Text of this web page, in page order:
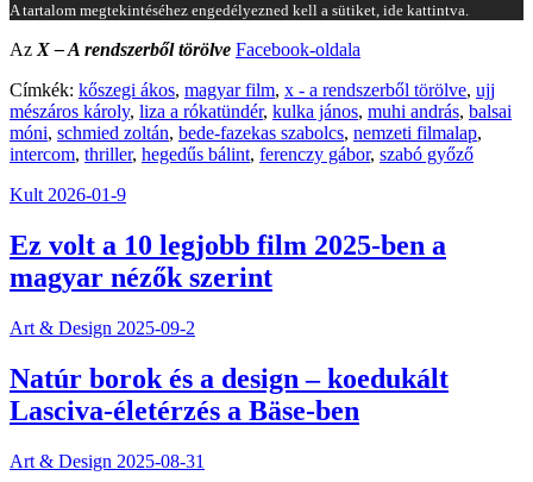
A tartalom megtekintéséhez engedélyezned kell a sütiket, ide kattintva.
AzX – A rendszerből törölve Facebook-oldala
Címkék: kőszegi ákos, magyar film, x - a rendszerből törölve, ujj
mészáros károly, liza a rókatündér, kulka jános, muhi andrás, balsai
móni, schmied zoltán, bede-fazekas szabolcs, nemzeti filmalap,
intercom, thriller, hegedűs bálint, ferenczy gábor, szabó győző
Kult 2026-01-9
Ez volt a 10 legjobb film 2025-ben a
magyar nézők szerint
Art & Design 2025-09-2
Natúr borok és a design – koedukált
Lasciva-életérzés a Bäse-ben
Art & Design 2025-08-31